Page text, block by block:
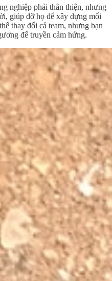
nghiệp phải thân thiện, nhưng
giúp đỡ họ để xây dựng mối
thay đổi cả team, nhưng bạn
để truyền cảm hứng.